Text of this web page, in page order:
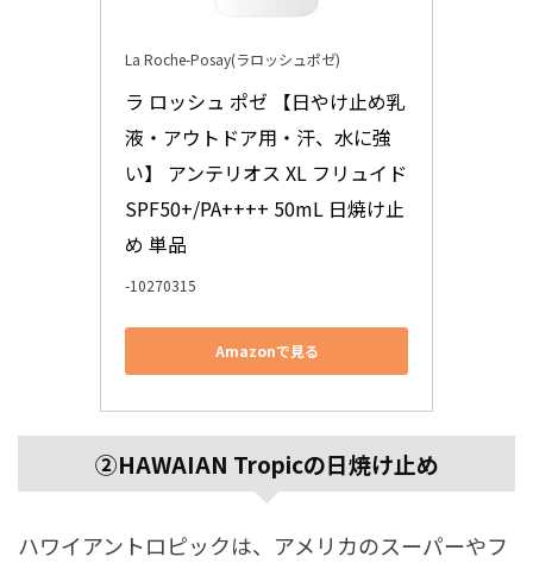
La Roche-Posay(ラロッシュポゼ)
ラ ロッシュ ポゼ 【日やけ止め乳
液・アウトドア用・汗、水に強
い】 アンテリオス XL フリュイド
SPF50+/PA++++ 50mL 日焼け止
め 単品
-10270315
Amazonで見る
②HAWAIAN Tropicの日焼け止め
ハワイアントロピックは、アメリカのスーパーやフ